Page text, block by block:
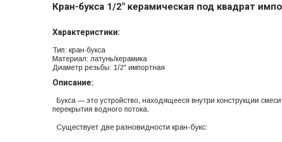
Кран-букса 1/2" керамическая под квадрат
Характеристики:
Тип: кран-букса
Материал: латунь/керамика
Диаметр резьбы: 1/2" импортная
Описание:
Букса — это устройство, находящееся внутри конструкции
перекрытия водного потока.
Существует две разновидности кран-букс: